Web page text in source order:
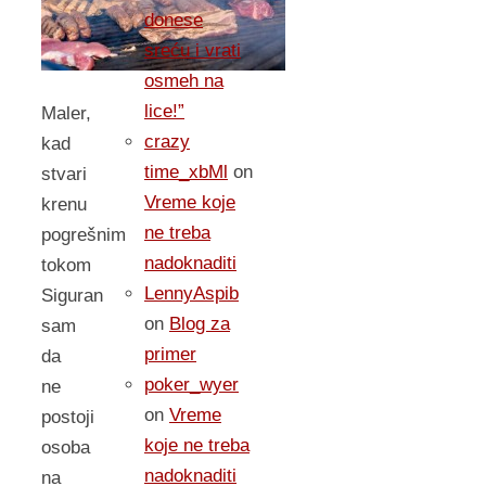
Maler,
kad
stvari
krenu
pogrešnim
tokom
Siguran
sam
da
ne
postoji
osoba
na
donese
sreću i vrati
osmeh na
lice!”
crazy
time_xbMl on
Vreme koje
ne treba
nadoknaditi
LennyAspib
on Blog za
primer
poker_wyer
on Vreme
koje ne treba
nadoknaditi